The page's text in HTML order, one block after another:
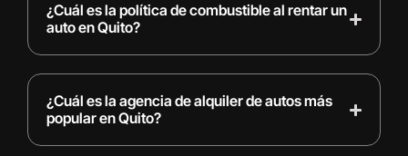
¿Cuál es la política de combustible al rentar un
auto en Quito?
¿Cuál es la agencia de alquiler de autos más
popular en Quito?